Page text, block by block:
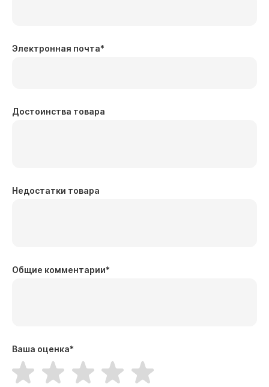
Электронная почта*
Достоинства товара
Недостатки товара
Общие комментарии*
Ваша оценка*